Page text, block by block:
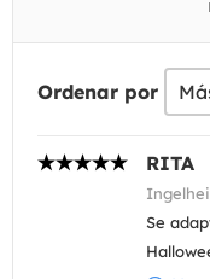
Ordenar por
RITA
Se